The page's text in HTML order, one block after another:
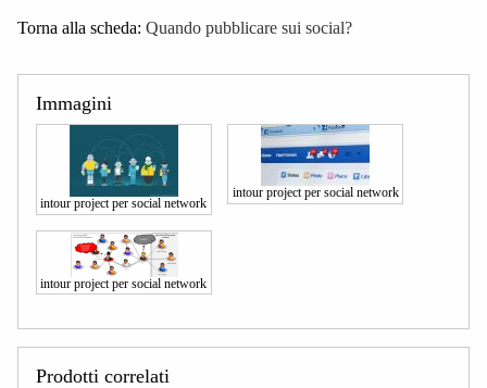
Torna alla scheda: Quando pubblicare sui social?
Immagini
intour project per social network
intour project per social network
intour project per social network
Prodotti correlati